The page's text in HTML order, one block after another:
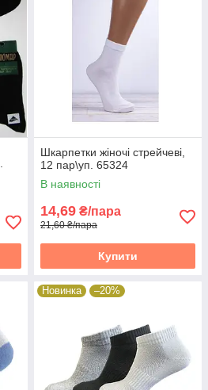
Шкарпетки жіночі стрейчеві,
12 пар\уп. 65324
В наявності
14,69 ₴/пара
21,60 ₴/пара
Купити
Новинка –20%